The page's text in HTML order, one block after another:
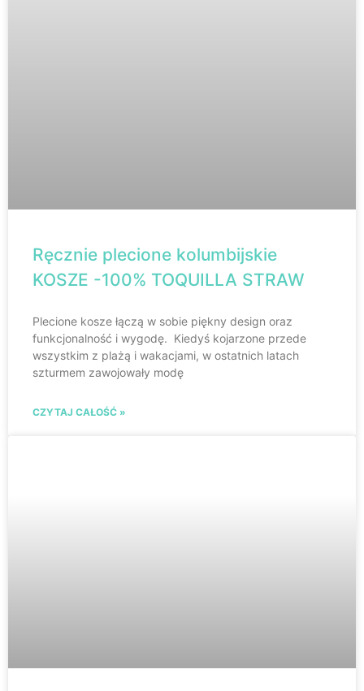
Ręcznie plecione kolumbijskie
KOSZE -100% TOQUILLA STRAW
Plecione kosze łączą w sobie piękny design oraz
funkcjonalność i wygodę. Kiedyś kojarzone przede
wszystkim z plażą i wakacjami, w ostatnich latach
szturmem zawojowały modę
CZYTAJ CAŁOŚĆ »